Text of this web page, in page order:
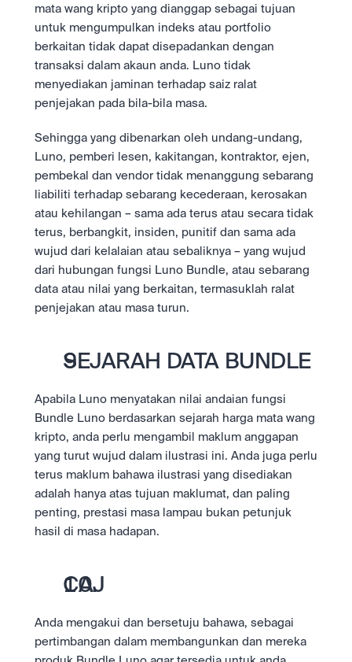
mata wang kripto yang dianggap sebagai tujuan
untuk mengumpulkan indeks atau portfolio
berkaitan tidak dapat disepadankan dengan
transaksi dalam akaun anda. Luno tidak
menyediakan jaminan terhadap saiz ralat
penjejakan pada bila-bila masa.
Sehingga yang dibenarkan oleh undang-undang,
Luno, pemberi lesen, kakitangan, kontraktor, ejen,
pembekal dan vendor tidak menanggung sebarang
liabiliti terhadap sebarang kecederaan, kerosakan
atau kehilangan – sama ada terus atau secara tidak
terus, berbangkit, insiden, punitif dan sama ada
wujud dari kelalaian atau sebaliknya – yang wujud
dari hubungan fungsi Luno Bundle, atau sebarang
data atau nilai yang berkaitan, termasuklah ralat
penjejakan atau masa turun.
SEJARAH DATA BUNDLE
Apabila Luno menyatakan nilai andaian fungsi
Bundle Luno berdasarkan sejarah harga mata wang
kripto, anda perlu mengambil maklum anggapan
yang turut wujud dalam ilustrasi ini. Anda juga perlu
terus maklum bahawa ilustrasi yang disediakan
adalah hanya atas tujuan maklumat, dan paling
penting, prestasi masa lampau bukan petunjuk
hasil di masa hadapan.
CAJ
Anda mengakui dan bersetuju bahawa, sebagai
pertimbangan dalam membangunkan dan mereka